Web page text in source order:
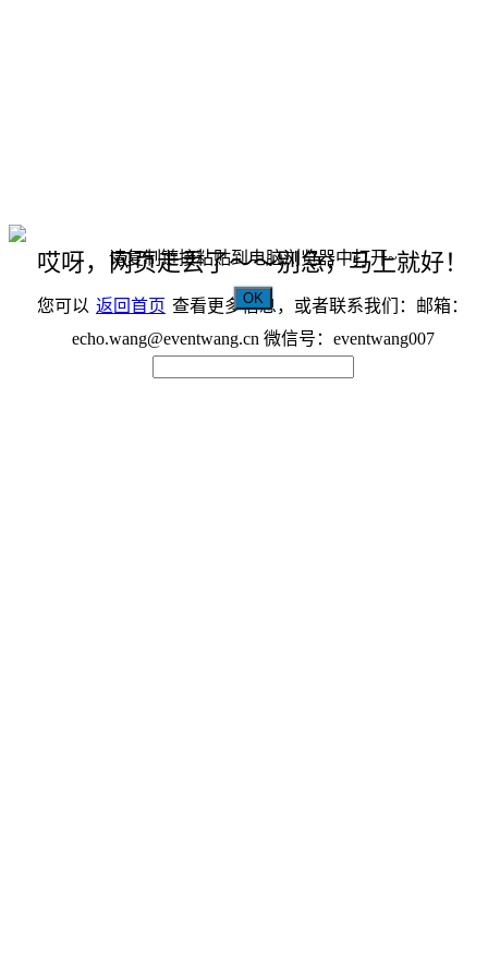
哎呀，网页走丢了～～别急，马上就好！
您可以 返回首页 查看更多信息，或者联系我们：邮箱：
echo.wang@eventwang.cn 微信号：eventwang007
请复制链接粘贴到电脑浏览器中打开~
OK